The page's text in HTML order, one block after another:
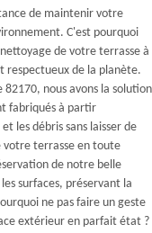
de maintenir votre
C'est pourquoi
de votre terrasse à
respectueux de la planète.
82170, nous avons la solution
fabriqués à partir
les débris sans laisser de
votre terrasse en toute
de notre belle
surfaces, préservant la
ne pas faire un geste
extérieur en parfait état ?